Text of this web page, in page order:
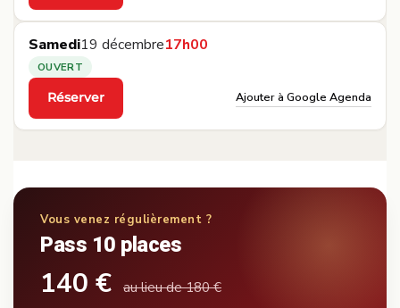
Samedi19 décembre17h00
OUVERT
Réserver
·
Ajouter à Google Agenda
Vous venez régulièrement ?
Pass 10 places
140 € au lieu de 180 €